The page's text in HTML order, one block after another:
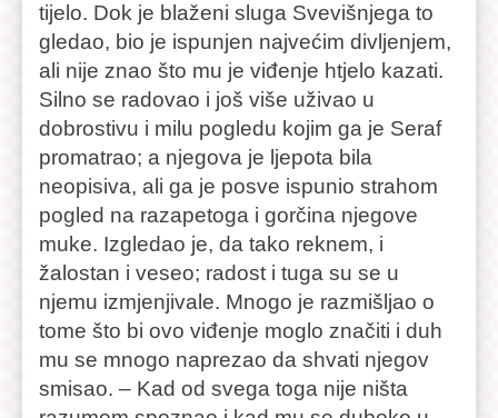
tijelo. Dok je blaženi sluga Svevišnjega to
gledao, bio je ispunjen najvećim divljenjem,
ali nije znao što mu je viđenje htjelo kazati.
Silno se radovao i još više uživao u
dobrostivu i milu pogledu kojim ga je Seraf
promatrao; a njegova je ljepota bila
neopisiva, ali ga je posve ispunio strahom
pogled na razapetoga i gorčina njegove
muke. Izgledao je, da tako reknem, i
žalostan i veseo; radost i tuga su se u
njemu izmjenjivale. Mnogo je razmišljao o
tome što bi ovo viđenje moglo značiti i duh
mu se mnogo naprezao da shvati njegov
smisao. – Kad od svega toga nije ništa